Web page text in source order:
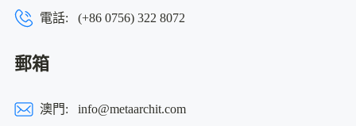
電話: (+86 0756) 322 8072
郵箱
澳門: info@metaarchit.com